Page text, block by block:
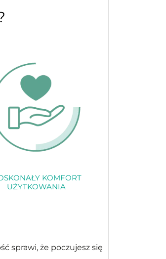
KOMFORT
UŻYTKOWANIA
sprawi, że poczujesz się